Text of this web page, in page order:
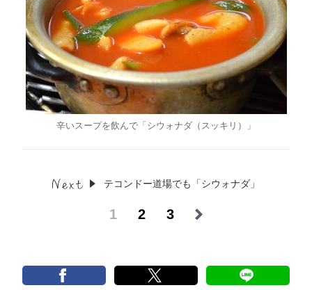
辛いスープを飲んで「シウォナダ（スッキリ）」
テコンドー道場でも「シウォナダ」
1 2 3